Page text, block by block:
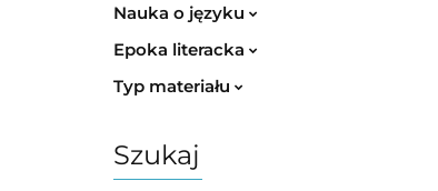
Nauka o języku
Epoka literacka
Typ materiału
Szukaj